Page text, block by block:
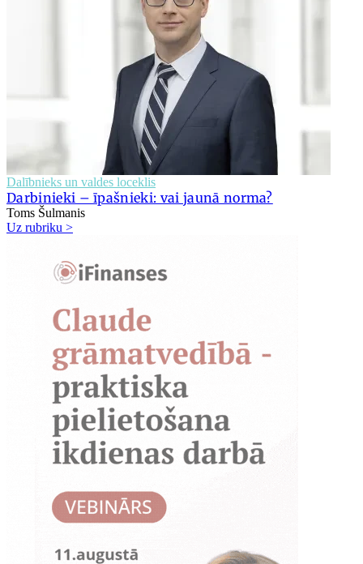
Dalībnieks un valdes loceklis
Darbinieki – īpašnieki: vai jaunā norma?
Toms Šulmanis
Uz rubriku >